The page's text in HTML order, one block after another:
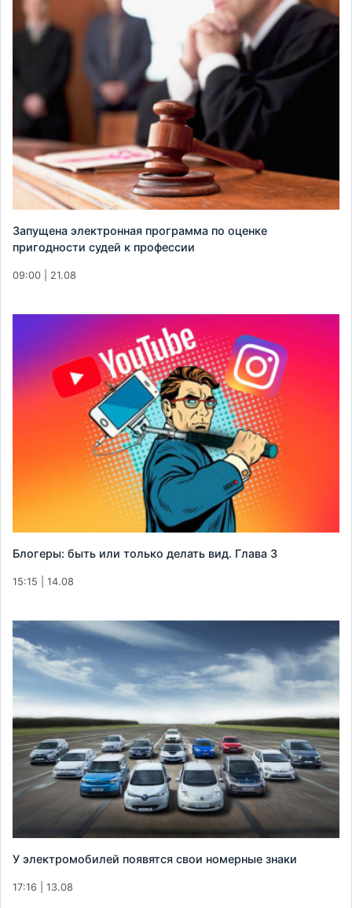
Запущена электронная программа по оценке
пригодности судей к профессии
09:00 | 21.08
Блогеры: быть или только делать вид. Глава 3
15:15 | 14.08
У электромобилей появятся свои номерные знаки
17:16 | 13.08